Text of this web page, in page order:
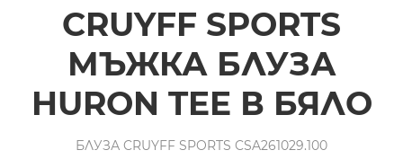
CRUYFF SPORTS
МЪЖКА БЛУЗА
HURON TEE В БЯЛО
БЛУЗА CRUYFF SPORTS CSA261029.100